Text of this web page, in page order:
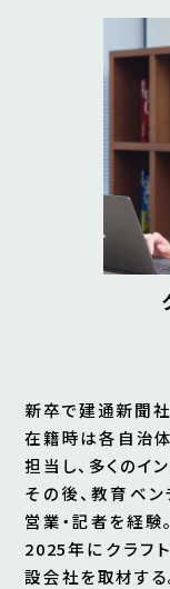
新卒で建通新聞
在籍時は各自治
担当し、多くのイ
その後、教育ベ
営業・記者を経験。
2025年にクラフ
設会社を取材する